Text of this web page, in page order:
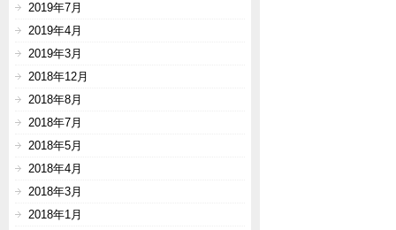
2019年7月
2019年4月
2019年3月
2018年12月
2018年8月
2018年7月
2018年5月
2018年4月
2018年3月
2018年1月